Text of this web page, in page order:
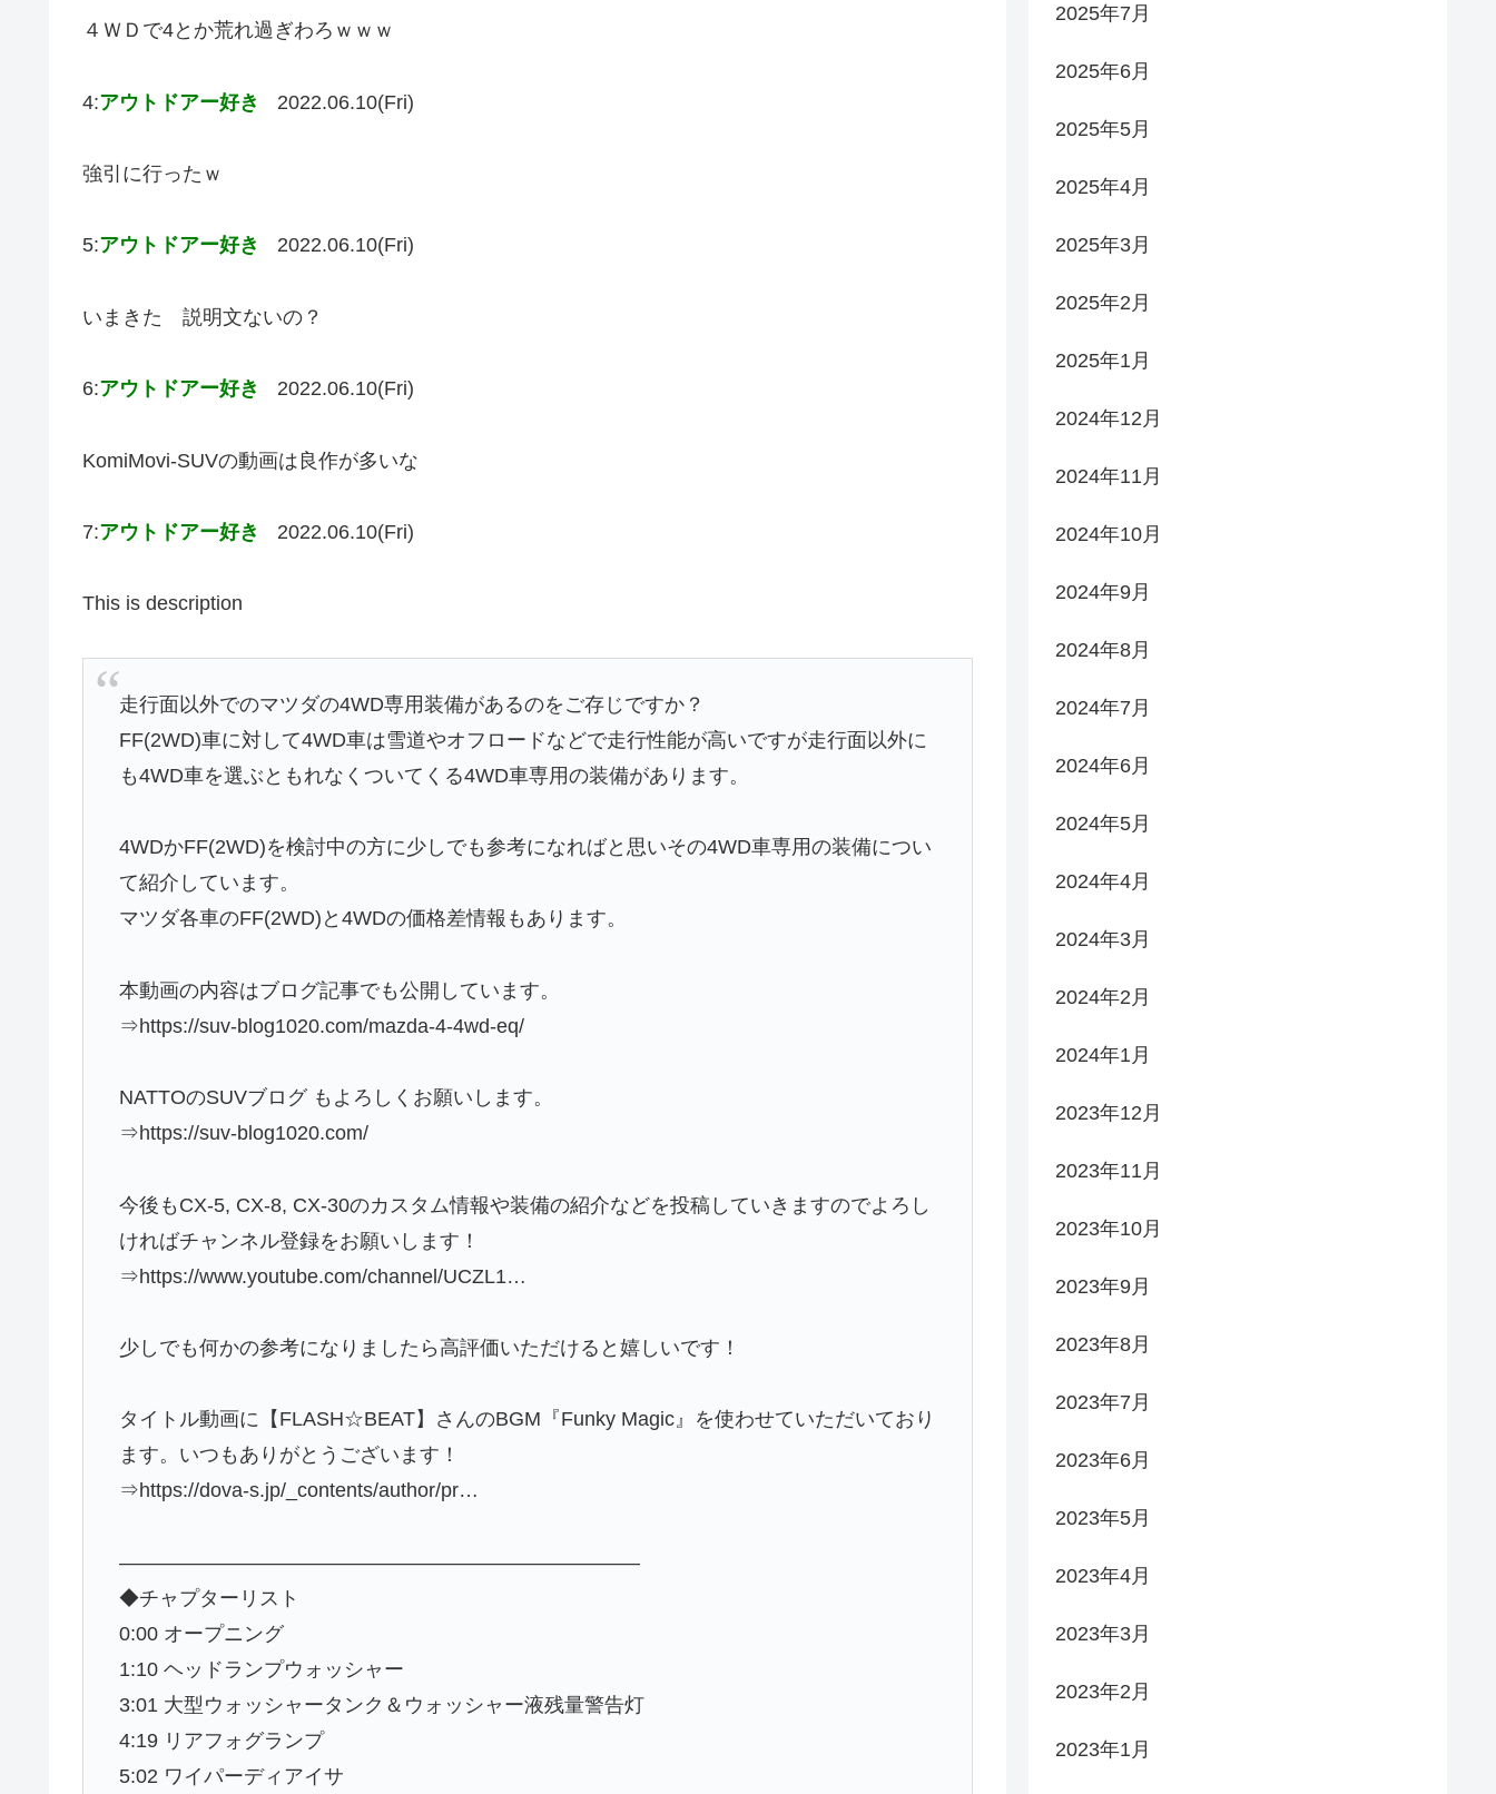
４ＷＤで4とか荒れ過ぎわろｗｗｗ
4:アウトドアー好き 2022.06.10(Fri)
強引に行ったｗ
5:アウトドアー好き 2022.06.10(Fri)
いまきた 説明文ないの？
6:アウトドアー好き 2022.06.10(Fri)
KomiMovi-SUVの動画は良作が多いな
7:アウトドアー好き 2022.06.10(Fri)
This is description
走行面以外でのマツダの4WD専用装備があるのをご存じですか？
FF(2WD)車に対して4WD車は雪道やオフロードなどで走行性能が高いですが走行面以外に
も4WD車を選ぶともれなくついてくる4WD車専用の装備があります。
4WDかFF(2WD)を検討中の方に少しでも参考になればと思いその4WD車専用の装備につい
て紹介しています。
マツダ各車のFF(2WD)と4WDの価格差情報もあります。
本動画の内容はブログ記事でも公開しています。
⇒https://suv-blog1020.com/mazda-4-4wd-eq/
NATTOのSUVブログ もよろしくお願いします。
⇒https://suv-blog1020.com/
今後もCX-5, CX-8, CX-30のカスタム情報や装備の紹介などを投稿していきますのでよろし
ければチャンネル登録をお願いします！
⇒https://www.youtube.com/channel/UCZL1…
少しでも何かの参考になりましたら高評価いただけると嬉しいです！
タイトル動画に【FLASH☆BEAT】さんのBGM『Funky Magic』を使わせていただいており
ます。いつもありがとうございます！
⇒https://dova-s.jp/_contents/author/pr…
——————————————————————————
◆チャプターリスト
0:00 オープニング
1:10 ヘッドランプウォッシャー
3:01 大型ウォッシャータンク＆ウォッシャー液残量警告灯
4:19 リアフォグランプ
5:02 ワイパーディアイサ
2025年7月
2025年6月
2025年5月
2025年4月
2025年3月
2025年2月
2025年1月
2024年12月
2024年11月
2024年10月
2024年9月
2024年8月
2024年7月
2024年6月
2024年5月
2024年4月
2024年3月
2024年2月
2024年1月
2023年12月
2023年11月
2023年10月
2023年9月
2023年8月
2023年7月
2023年6月
2023年5月
2023年4月
2023年3月
2023年2月
2023年1月